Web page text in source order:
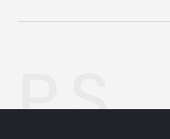
P.S.